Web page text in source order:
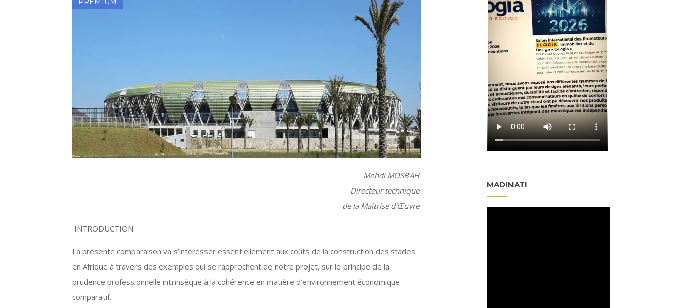
Mehdi MOSBAH
Directeur technique
de la Maîtrise d’Œuvre
INTRODUCTION
La présente comparaison va s’intéresser essentiellement aux coûts de la construction des stades
en Afrique à travers des exemples qui se rapprochent de notre projet, sur le principe de la
prudence professionnelle intrinsèque à la cohérence en matière d’environnement économique
comparatif.
MADINATI